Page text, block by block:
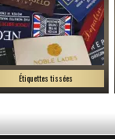
Étiquettes tissées